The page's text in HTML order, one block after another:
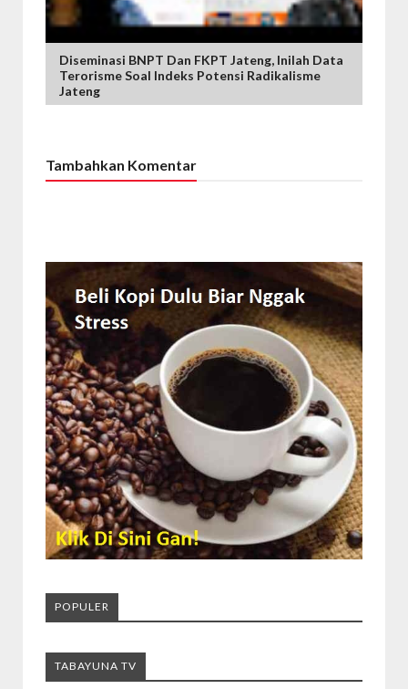
Diseminasi BNPT Dan FKPT Jateng, Inilah Data
Terorisme Soal Indeks Potensi Radikalisme
Jateng
Tambahkan Komentar
POPULER
TABAYUNA TV